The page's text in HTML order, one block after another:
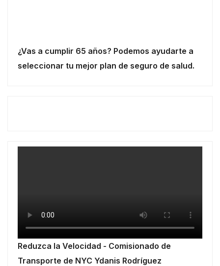
¿Vas a cumplir 65 años? Podemos ayudarte a
seleccionar tu mejor plan de seguro de salud.
Reduzca la Velocidad - Comisionado de
Transporte de NYC Ydanis Rodríguez